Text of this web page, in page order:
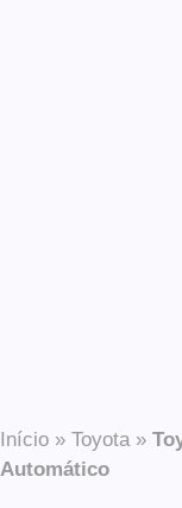
Início » Toyota»
Automático